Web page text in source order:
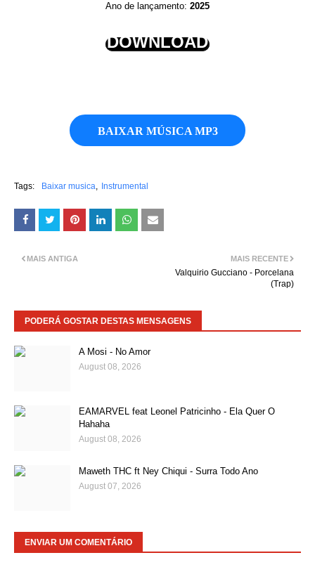
Ano de lançamento: 2025
DOWNLOAD
BAIXAR MÚSICA MP3
Tags: Baixar musica Instrumental
MAIS RECENTE
Valquirio Gucciano - Porcelana
(Trap)
MAIS ANTIGA
PODERÁ GOSTAR DESTAS MENSAGENS
A Mosi - No Amor
August 08, 2026
EAMARVEL feat Leonel Patricinho - Ela Quer O
Hahaha
August 08, 2026
Maweth THC ft Ney Chiqui - Surra Todo Ano
August 07, 2026
ENVIAR UM COMENTÁRIO